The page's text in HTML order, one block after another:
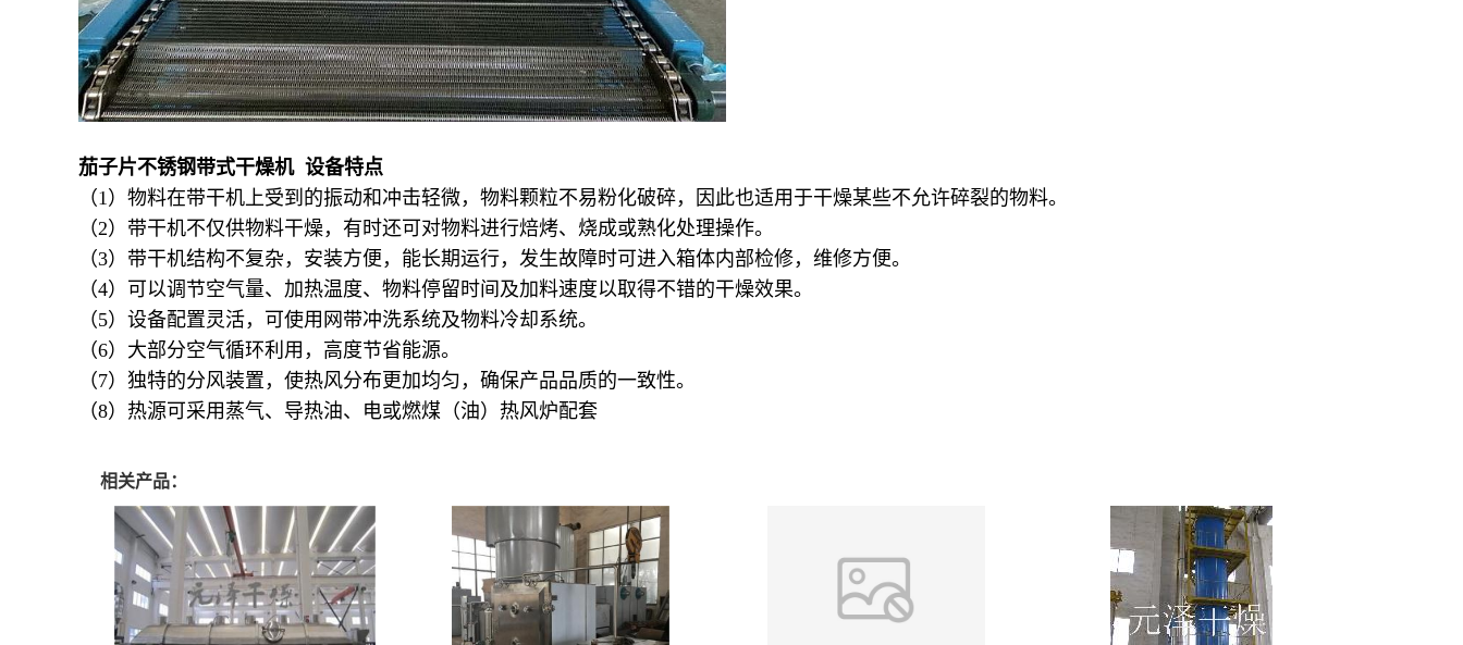
茄子片不锈钢带式干燥机 设备特点
（1）物料在带干机上受到的振动和冲击轻微，物料颗粒不易粉化破碎，因此也适用于干燥某些不允许碎裂的物料。
（2）带干机不仅供物料干燥，有时还可对物料进行焙烤、烧成或熟化处理操作。
（3）带干机结构不复杂，安装方便，能长期运行，发生故障时可进入箱体内部检修，维修方便。
（4）可以调节空气量、加热温度、物料停留时间及加料速度以取得不错的干燥效果。
（5）设备配置灵活，可使用网带冲洗系统及物料冷却系统。
（6）大部分空气循环利用，高度节省能源。
（7）独特的分风装置，使热风分布更加均匀，确保产品品质的一致性。
（8）热源可采用蒸气、导热油、电或燃煤（油）热风炉配套
相关产品：